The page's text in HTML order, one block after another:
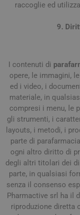
raccoglie ed
9.
I contenuti di
opere, le immagini,
ed i video, i
materiale, in
compresi i menu, le
gli strumenti, i
layouts, i metodi, i
parte di
ogni altro diritto di
degli altri titolari dei
parte, in qualsiasi
senza il consenso
Pharmactive srl ha il
riproduzione diretta